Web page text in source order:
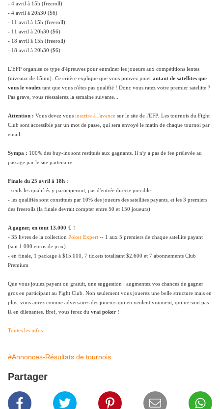
- 4 avril à 15h (freeroll)
- 4 avril à 20h30 ($6)
- 11 avril à 15h (freeroll)
- 11 avril à 20h30 ($6)
- 18 avril à 15h (freeroll)
- 18 avril à 20h30 ($6)
L'EFP organise ce type d'épreuves pour entraîner les joueurs aux compétitions lentes
(niveaux de 15mn).
Ce critère explique que vous pouvez jouer autant de satellites que
vous le voulez tant que vous n'êtes pas qualifié ! Donc vous ratez votre premier sateliite ?
Pas grave, vous réessaierez la semaine suivante...
Attention : Vous devez vous inscrire à l'avance sur le site de l'EFP. Les tournois du Fight
Club sont accessible par un mot de passe, qui sera envoyé le matin de chaque tournoi par
email.
Sympa : 100% des buy-ins sont restitués aux gagnants. Il n'y a pas de fee prélevée au
passage par le site partenaire.
Finale du 25 avril à 18h :
- seuls les qualifiés y participeront, pas d'entrée directe possible.
- les qualifiés sont constitués par 10% des joueurs des satellites payants, et les 3 premiers
des freerolls (la finale devrait compter entre 50 et 150 joueurs)
A gagner, en tout 13.000 € !
- 35 livres de la collection Poker Expert -- 1 aux 5 premiers de chaque satellite payant
(soit 1.000 euros de prix)
- en finale, 1 package à $15.000, 7 tickets totalisant $2.600 et 7 abonnements Club
Premium
Que vous jouiez payant ou gratuit, une suggestion : augmentez vos chances de gagner
gros en participant au Fight Club. Non seulement vous jouerez une belle structure mais en
plus, vous aurez comme adversaires des joueurs qui en veulent vraiment, qui ne sont pas
là en dilettantes. Bref, vous ferez du vrai poker !
Toutes les infos
#Annonces-Résultats de tournois
Partager